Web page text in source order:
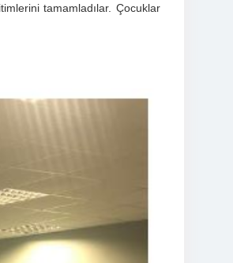
tamamladılar. Çocuklar